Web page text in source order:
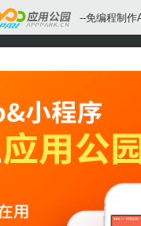
--免编程制作